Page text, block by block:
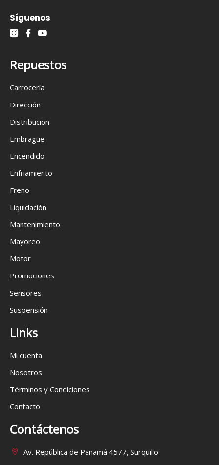
Síguenos
Repuestos
Carrocería
Dirección
Distribucion
Embrague
Encendido
Enfriamiento
Freno
Liquidación
Mantenimiento
Mayoreo
Motor
Promociones
Sensores
Suspensión
Links
Mi cuenta
Nosotros
Términos y Condiciones
Contacto
Contáctenos
Av. República de Panamá 4577, Surquillo